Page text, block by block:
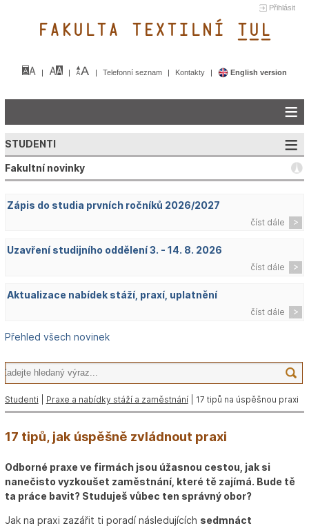
Přihlásit
FAKULTA TEXTILNÍ TUL&
Telefonní seznam Kontakty English version
STUDENTI
Fakultní novinky
Zápis do studia prvních ročníků 2026/2027
číst dále
Uzavření studijního oddělení 3. - 14. 8. 2026
číst dále
Aktualizace nabídek stáží, praxí, uplatnění
číst dále
Přehled všech novinek
Studenti Praxe a nabídky stáží a zaměstnání| 17 tipů na úspěšnou praxi
17 tipů, jak úspěšně zvládnout praxi
Odborné praxe ve firmách jsou úžasnou cestou, jak si
nanečisto vyzkoušet zaměstnání, které tě zajímá. Bude tě
ta práce bavit? Studuješ vůbec ten správný obor?
Jak na praxi zazářit ti poradí následujících sedmnáct